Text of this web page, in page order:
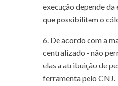
execução depende
que possibilitem o
6. De acordo com a
centralizado - não
elas a atribuição de
ferramenta pelo CNJ.